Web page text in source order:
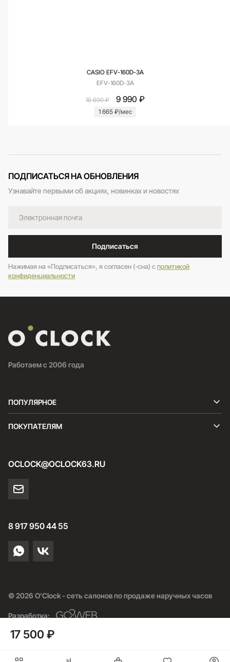
CASIO EFV-160D-3A
EFV-160D-3A
16 690 ₽ 9 990 ₽
1 665 ₽/мес
ПОДПИСАТЬСЯ НА ОБНОВЛЕНИЯ
Узнавайте первыми об акциях, новинках и новостях
Подписаться
Нажимая на «Подписаться», я согласен (-сна) cполитикой
конфиденциальности
Работаем с 2006 года
ПОПУЛЯРНОЕ
ПОКУПАТЕЛЯМ
OCLOCK@OCLOCK63.RU
8 917 950 44 55
© 2026 O'Clock - сеть салонов по продаже наручных часов
Разработка:
17 500 ₽